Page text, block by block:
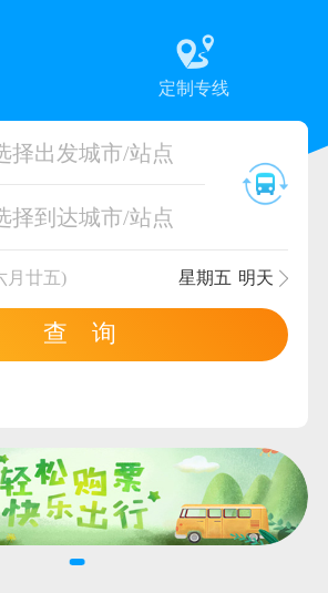
定制专线
择出发城市/站点
择到达城市/站点
月廿五) 星期五 明天
查 询